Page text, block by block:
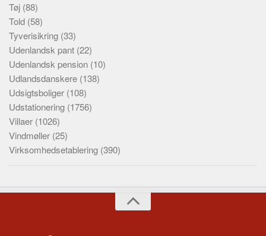
Tøj (88)
Told (58)
Tyverisikring (33)
Udenlandsk pant (22)
Udenlandsk pension (10)
Udlandsdanskere (138)
Udsigtsboliger (108)
Udstationering (1756)
Villaer (1026)
Vindmøller (25)
Virksomhedsetablering (390)